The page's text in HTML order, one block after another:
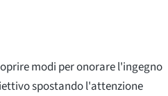
modi per onorare l'ingegno
spostando l'attenzione